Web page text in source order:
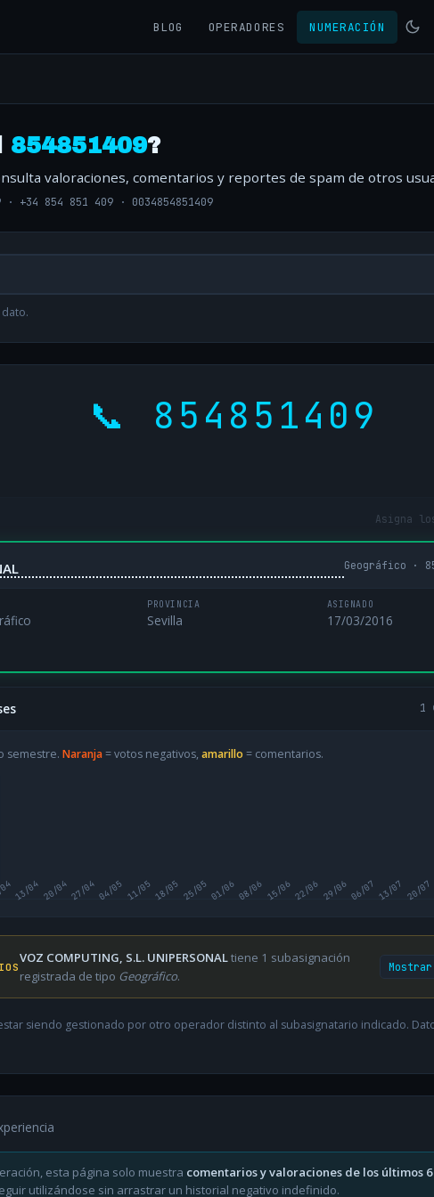
BLOG OPERADORES NUMERACIÓN
854851409?
valoraciones, comentarios y reportes de spam de otros
· +34 854 851 409 · 0034854851409
📞 854851409
Asigna
Geográfico ·
PROVINCIA
Sevilla
ASIGNADO
17/03/2016
1
semestre. Naranja= votos negativos, amarillo = comentarios.
13/04 20/0427/0404/05 11/0518/05 25/0501/0608/06 15/0622/06 29/0606/07 13/07 20/07
VOZ COMPUTING, S.L. UNIPERSONALtiene 1 subasignación
registrada de tipo Geográfico.
siendo gestionado por otro operador distinto al subasignatario indicado.
esta página solo muestra comentarios y valoraciones de los últimos
utilizándose sin arrastrar un historial negativo indefinido.